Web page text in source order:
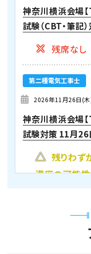
神奈川横浜会場
試験（CBT・筆記
残席なし
第二種電気工事士
2026年11月26日(
神奈川横浜会場
試験対策 11月26
残りわ
満席の可能性